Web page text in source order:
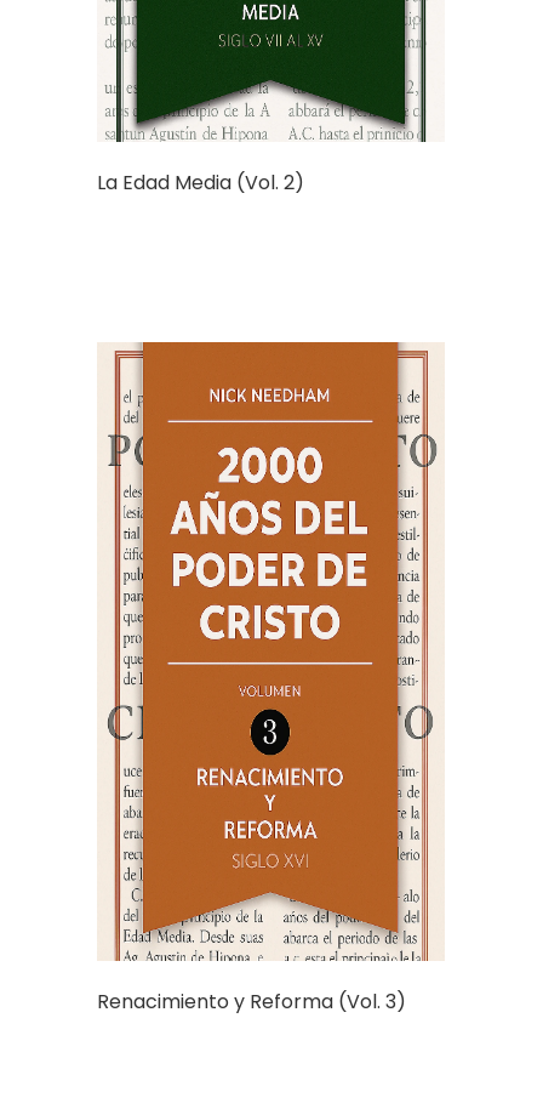
La Edad Media (Vol. 2)
Renacimiento y Reforma (Vol. 3)